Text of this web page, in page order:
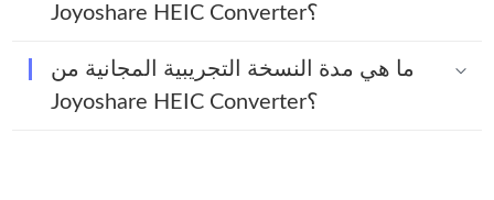
Joyoshare HEIC Converter؟
ما هي مدة النسخة التجريبية المجانية من
Joyoshare HEIC Converter؟